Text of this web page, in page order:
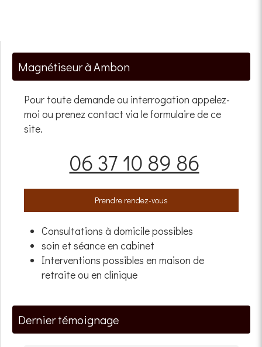
Magnétiseur à Ambon
Pour toute demande ou interrogation appelez-
moi ou prenez contact via le formulaire de ce
site.
06 37 10 89 86
Prendre rendez-vous
Consultations à domicile possibles
soin et séance en cabinet
Interventions possibles en maison de
retraite ou en clinique
Dernier témoignage